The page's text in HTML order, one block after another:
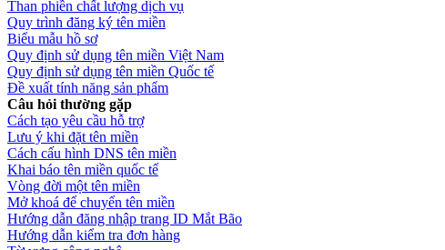
Than phiền chất lượng dịch vụ
Quy trình đăng ký tên miền
Biểu mẫu hồ sơ
Quy định sử dụng tên miền Việt Nam
Quy định sử dụng tên miền Quốc tế
Đề xuất tính năng sản phẩm
Câu hỏi thường gặp
Cách tạo yêu cầu hỗ trợ
Lưu ý khi đặt tên miền
Cách cấu hình DNS tên miền
Khai báo tên miền quốc tế
Vòng đời một tên miền
Mở khoá để chuyển tên miền
Hướng dẫn đăng nhập trang ID Mắt Bão
Hướng dẫn kiểm tra đơn hàng